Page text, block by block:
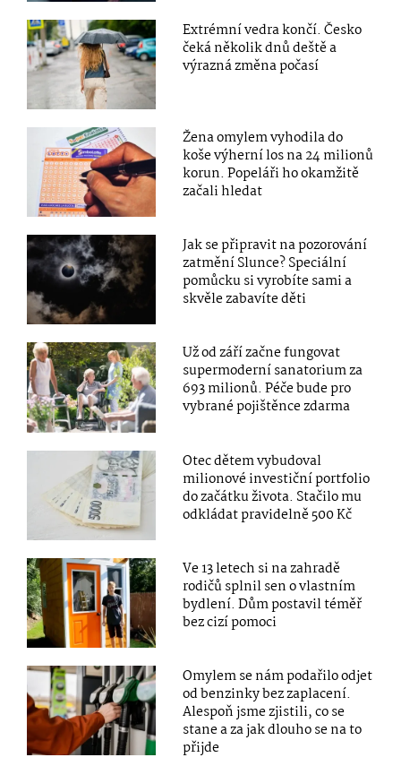
Extrémní vedra končí. Česko
čeká několik dnů deště a
výrazná změna počasí
Žena omylem vyhodila do
koše výherní los na 24 milionů
korun. Popeláři ho okamžitě
začali hledat
Jak se připravit na pozorování
zatmění Slunce? Speciální
pomůcku si vyrobíte sami a
skvěle zabavíte děti
Už od září začne fungovat
supermoderní sanatorium za
693 milionů. Péče bude pro
vybrané pojištěnce zdarma
Otec dětem vybudoval
milionové investiční portfolio
do začátku života. Stačilo mu
odkládat pravidelně 500 Kč
Ve 13 letech si na zahradě
rodičů splnil sen o vlastním
bydlení. Dům postavil téměř
bez cizí pomoci
Omylem se nám podařilo odjet
od benzinky bez zaplacení.
Alespoň jsme zjistili, co se
stane a za jak dlouho se na to
přijde